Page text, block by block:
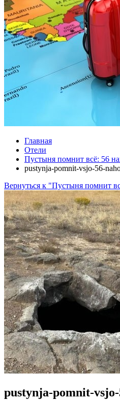
Главная
Отели
Пустыня помнит всё: 56
pustynja-pomnit-vsjo-56-
Вернуться к "Пустыня помнит
pustynja-pomnit-